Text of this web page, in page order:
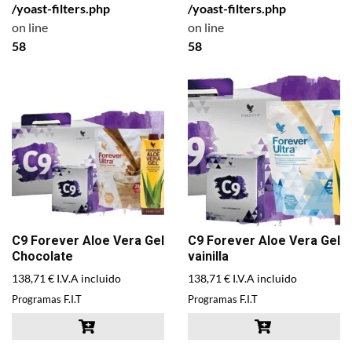
/yoast-filters.php
on line
58
C9 Forever Aloe Vera Gel
Chocolate
138,71 € I.V.A incluido
Programas F.I.T
/yoast-filters.php
on line
58
C9 Forever Aloe Vera Gel
vainilla
138,71 € I.V.A incluido
Programas F.I.T